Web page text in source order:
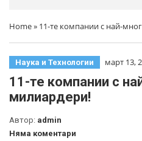
Home» 11-те компании с най-
Наука и Технологии март 13,
11-те компании с
милиардери!
Автор: admin
Няма коментари